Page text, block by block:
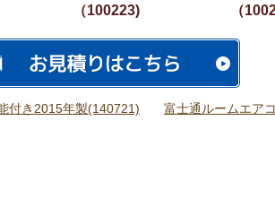
（100223)
（
付き2015年製(140721) 富士通ルームエア